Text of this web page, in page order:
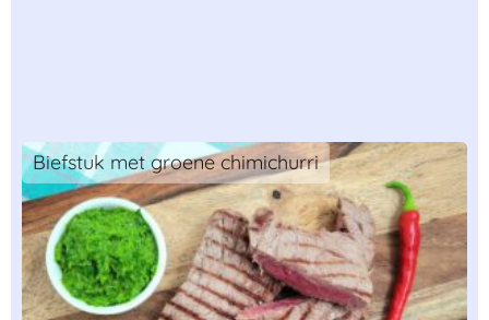
Biefstuk met groene chimichurri